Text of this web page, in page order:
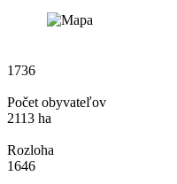
1736
Počet obyvateľov
2113 ha
Rozloha
1646